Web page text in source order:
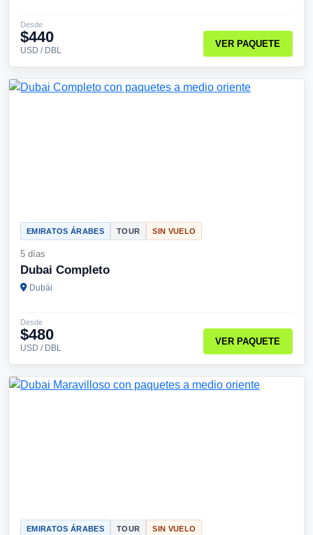
Desde
$440
USD / DBL
VER PAQUETE
EMIRATOS ÁRABES TOUR SIN VUELO
5 días
Dubai Completo
Dubái
Desde
$480
USD / DBL
VER PAQUETE
EMIRATOS ÁRABES TOUR SIN VUELO